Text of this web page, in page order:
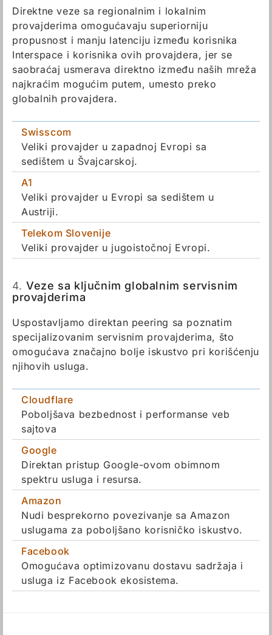
Direktne veze sa regionalnim i lokalnim
provajderima omogućavaju superiorniju
propusnost i manju latenciju između korisnika
Interspace i korisnika ovih provajdera, jer se
saobraćaj usmerava direktno između naših mreža
najkraćim mogućim putem, umesto preko
globalnih provajdera.
Swisscom
Veliki provajder u zapadnoj Evropi sa
sedištem u Švajcarskoj.
A1
Veliki provajder u Evropi sa sedištem u
Austriji.
Telekom Slovenije
Veliki provajder u jugoistočnoj Evropi.
4. Veze sa ključnim globalnim servisnim
provajderima
Uspostavljamo direktan peering sa poznatim
specijalizovanim servisnim provajderima, što
omogućava značajno bolje iskustvo pri korišćenju
njihovih usluga.
Cloudflare
Poboljšava bezbednost i performanse veb
sajtova
Google
Direktan pristup Google-ovom obimnom
spektru usluga i resursa.
Amazon
Nudi besprekorno povezivanje sa Amazon
uslugama za poboljšano korisničko iskustvo.
Facebook
Omogućava optimizovanu dostavu sadržaja i
usluga iz Facebook ekosistema.